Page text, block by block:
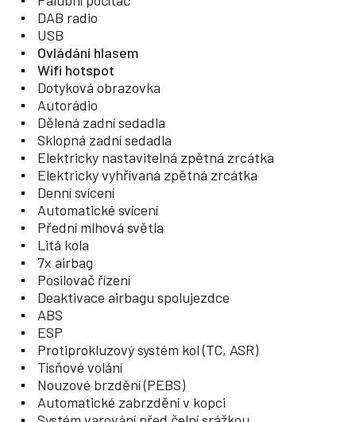
DAB radio
USB
Ovládání hlasem
Wifi hotspot
Dotyková obrazovka
Autorádio
Dělená zadní sedadla
Sklopná zadní sedadla
Elektricky nastavitelná zpětná zrcátka
Elektricky vyhřívaná zpětná zrcátka
Denní svícení
Automatické svícení
Přední mlhová světla
Litá kola
7x airbag
Posilovač řízení
Deaktivace airbagu spolujezdce
ABS
ESP
Protiprokluzový systém kol (TC, ASR)
Tísňové volání
Nouzové brzdění (PEBS)
Automatické zabrzdění v kopci